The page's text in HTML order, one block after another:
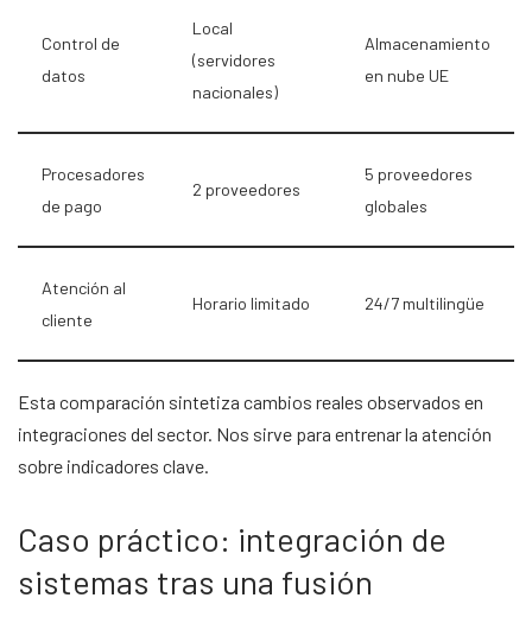
Control de
datos
Local
(servidores
nacionales)
Almacenamiento
en nube UE
Procesadores
de pago
2 proveedores
5 proveedores
globales
Atención al
cliente
Horario limitado 24/7 multilingüe
Esta comparación sintetiza cambios reales observados en
integraciones del sector. Nos sirve para entrenar la atención
sobre indicadores clave.
Caso práctico: integración de
sistemas tras una fusión